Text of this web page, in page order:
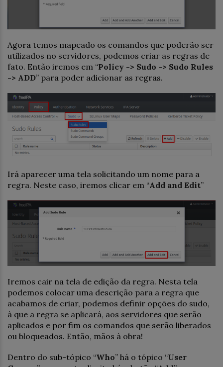
Agora temos mapeado os comandos que poderão ser
utilizados no servidores, podemos criar as regras de
fato. Então iremos em “Policy -> Sudo -> Sudo Rules
-> ADD” para poder adicionar as regras.
Irá aparecer uma tela solicitando um nome para a
regra. Neste caso, iremos clicar em “Add and Edit”
Iremos cair na tela de edição da regra. Nesta tela
podemos colocar uma descrição para a regra que
acabamos de criar, podemos definir opções do sudo,
à que a regra se aplicará, aos servidores que serão
aplicados e por fim os comandos que serão liberados
ou bloqueados. Então, mãos à obra!
Dentro do sub-tópico “Who” há o tópico “User